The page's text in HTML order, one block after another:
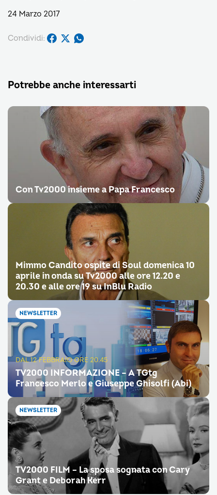
24 Marzo 2017
Condividi:
Potrebbe anche interessarti
Con Tv2000 insieme a Papa Francesco
Mimmo Candito ospite di Soul domenica 10
aprile in onda su Tv2000 alle ore 12.20 e
20.30 e alle ore 19 su InBlu Radio
NEWSLETTER
DAL 12 FEBBRAIO ORE 20.45
TV2000 INFORMAZIONE – A TGtg
Francesco Merlo e Giuseppe Ghisolfi (Abi)
NEWSLETTER
TV2000 FILM – La sposa sognata con Cary
Grant e Deborah Kerr